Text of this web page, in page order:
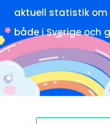
aktuell statistik om
både i Sverige och